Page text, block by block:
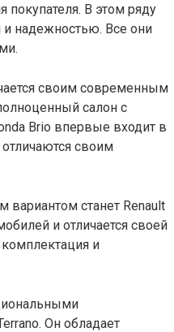
покупателя. В этом ряду
надежностью. Все они
своим современным
салон с
Brio впервые входит в
своим
станет Renault
и отличается своей
и
Он обладает